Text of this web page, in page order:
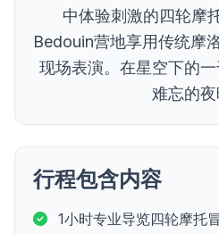
中体验刺激的四轮摩
Bedouin营地享用传统摩
现场表演。在星空下的
难忘的夜
行程包含内容
1小时专业导览四轮摩托